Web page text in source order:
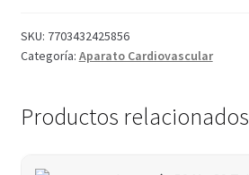
SKU: 7703432425856
Categoría: Aparato Cardiovascular
Productos relacionados